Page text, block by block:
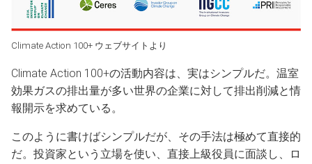
Climate Action 100+ ウェブサイトより
Climate Action 100+の活動内容は、実はシンプルだ。温室
効果ガスの排出量が多い世界の企業に対して排出削減と情
報開示を求めている。
このように書けばシンプルだが、その手法は極めて直接的
だ。投資家という立場を使い、直接上級役員に面談し、ロ